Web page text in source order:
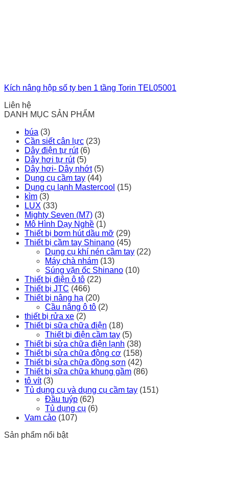
Kích nâng hộp số ty ben 1 tầng Torin TEL05001
Liên hệ
DANH MỤC SẢN PHẨM
búa (3)
Cần siết cân lực (23)
Dây điện tự rút (6)
Dây hơi tự rút (5)
Dây hơi- Dây nhớt (5)
Dụng cụ cầm tay (44)
Dụng cụ lạnh Mastercool (15)
kìm (3)
LUX (33)
Mighty Seven (M7) (3)
Mô Hình Dạy Nghề (1)
Thiết bị bơm hút dầu mỡ (29)
Thiết bị cầm tay Shinano (45)
Dụng cụ khí nén cầm tay (22)
Máy chà nhám (13)
Súng vặn ốc Shinano (10)
Thiết bị điện ô tô (22)
Thiết bị JTC (466)
Thiết bị nâng hạ (20)
Cầu nâng ô tô (2)
thiết bị rửa xe (2)
Thiết bị sữa chữa điện (18)
Thiết bị điện cầm tay (5)
Thiết bị sửa chữa điện lạnh (38)
Thiết bị sửa chữa động cơ (158)
Thiết bị sửa chữa đồng sơn (42)
Thiết bị sữa chữa khung gầm (86)
tô vít (3)
Tủ dụng cụ và dụng cụ cầm tay (151)
Đầu tuýp (62)
Tủ dụng cụ (6)
Vam cảo (107)
Sản phẩm nổi bật